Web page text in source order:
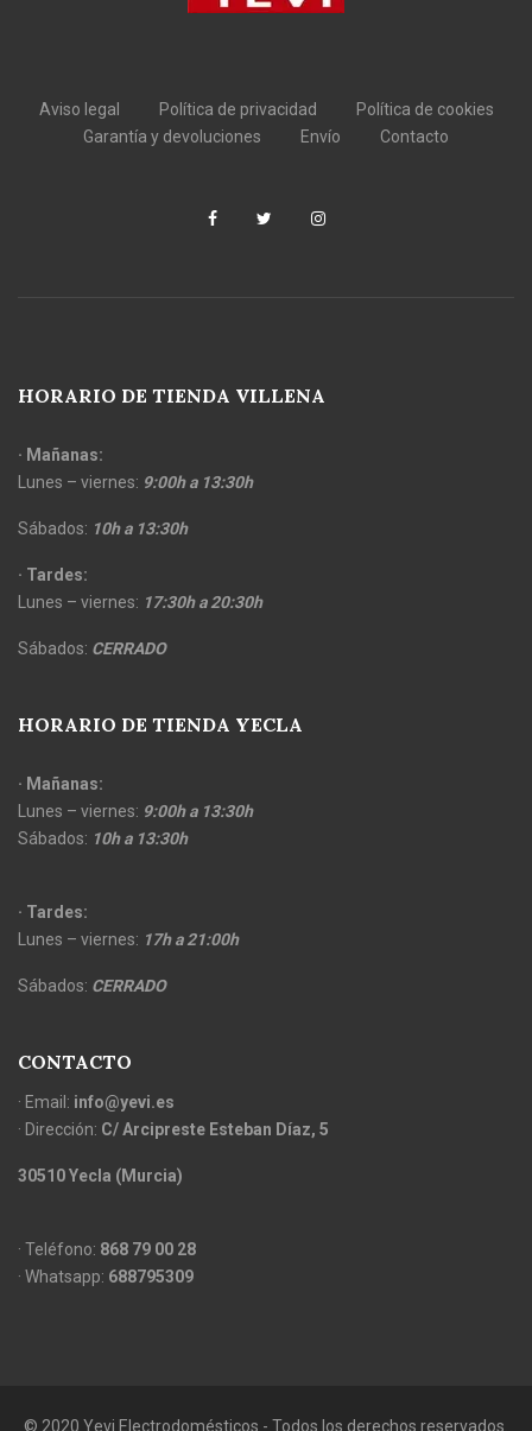
Aviso legal Política de privacidad
Política de cookies
Garantía y devoluciones
Envío Contacto
HORARIO DE TIENDA VILLENA
· Mañanas:
Lunes – viernes: 9:00h a 13:30h
Sábados: 10h a 13:30h
· Tardes:
Lunes – viernes: 17:30h a 20:30h
Sábados: CERRADO
HORARIO DE TIENDA YECLA
· Mañanas:
Lunes – viernes: 9:00h a 13:30h
Sábados: 10h a 13:30h
· Tardes:
Lunes – viernes: 17h a 21:00h
Sábados: CERRADO
CONTACTO
· Email: info@yevi.es
· Dirección: C/ Arcipreste Esteban Díaz, 5
30510 Yecla (Murcia)
· Teléfono: 868 79 00 28
· Whatsapp: 688795309
© 2020 Yevi Electrodomésticos - Todos los derechos reservados.